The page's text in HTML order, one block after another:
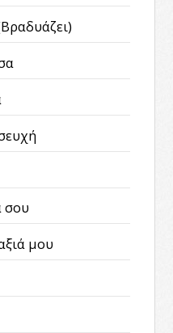
σου
μου